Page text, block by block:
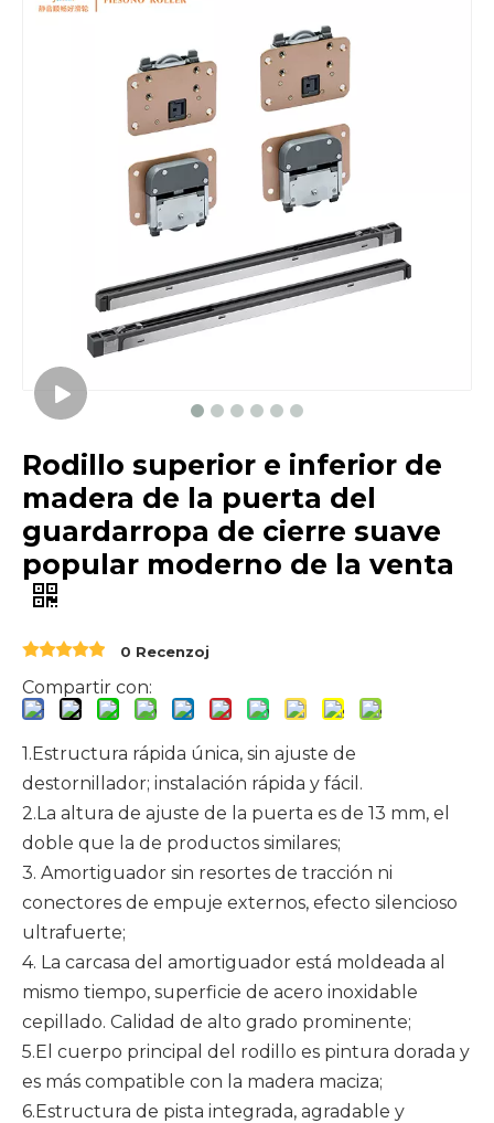
Rodillo superior e inferior de
madera de la puerta del
guardarropa de cierre suave
popular moderno de la venta
0 Recenzoj
Compartir con:
1.Estructura rápida única, sin ajuste de
destornillador; instalación rápida y fácil.
2.La altura de ajuste de la puerta es de 13 mm, el
doble que la de productos similares;
3. Amortiguador sin resortes de tracción ni
conectores de empuje externos, efecto silencioso
ultrafuerte;
4. La carcasa del amortiguador está moldeada al
mismo tiempo, superficie de acero inoxidable
cepillado. Calidad de alto grado prominente;
5.El cuerpo principal del rodillo es pintura dorada y
es más compatible con la madera maciza;
6.Estructura de pista integrada, agradable y